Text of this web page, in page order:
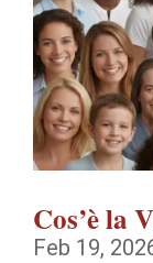
Cos’è la
Feb 19,